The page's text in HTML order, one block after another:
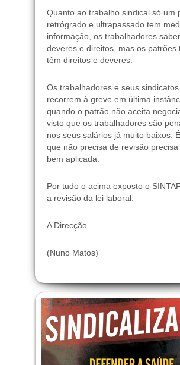
Quanto ao trabalho sindical só um
retrógrado e ultrapassado tem
informação, os trabalhadores
deveres e direitos, mas os patrões
têm direitos e deveres.
Os trabalhadores e seus
recorrem à greve em última
quando o patrão não aceita
visto que os trabalhadores são
nos seus salários já muito baixos.
que não precisa de revisão
bem aplicada.
Por tudo o acima exposto o
a revisão da lei laboral.
A Direcção
(Nuno Matos)